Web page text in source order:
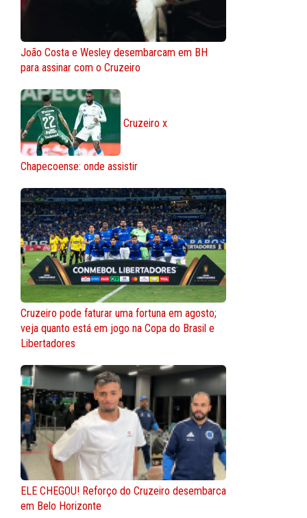
João Costa e Wesley desembarcam em BH
para assinar com o Cruzeiro
Cruzeiro x
Chapecoense: onde assistir
Cruzeiro pode faturar uma fortuna em agosto;
veja quanto está em jogo na Copa do Brasil e
Libertadores
ELE CHEGOU! Reforço do Cruzeiro desembarca
em Belo Horizonte